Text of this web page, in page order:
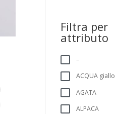
Filtra per
attributo
–
ACQUA giallo
AGATA
ALPACA